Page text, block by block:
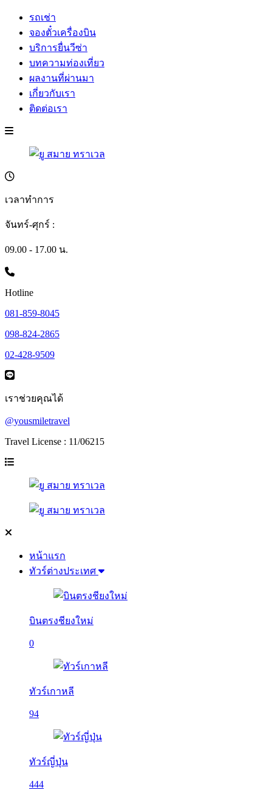
รถเช่า
จองตั๋วเครื่องบิน
บริการยื่นวีซ่า
บทความท่องเที่ยว
ผลงานที่ผ่านมา
เกี่ยวกับเรา
ติดต่อเรา
เวลาทำการ
จันทร์-ศุกร์ :
09.00 - 17.00 น.
Hotline
081-859-8045
098-824-2865
02-428-9509
เราช่วยคุณได้
@yousmiletravel
Travel License : 11/06215
หน้าแรก
ทัวร์ต่างประเทศ
บินตรงชียงใหม่
0
ทัวร์เกาหลี
94
ทัวร์ญี่ปุ่น
444